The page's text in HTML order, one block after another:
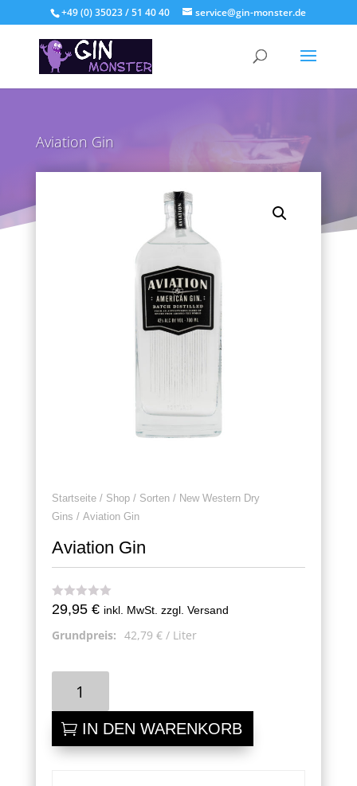
+49 (0) 35023 / 51 40 40 service@gin-monster.de
Aviation Gin
Startseite/ Shop/ Sorten/ New Western Dry
Gins / Aviation Gin
Aviation Gin
29,95 € inkl. MwSt. zzgl. Versand
Grundpreis: 42,79 €/ Liter
IN DEN WARENKORB